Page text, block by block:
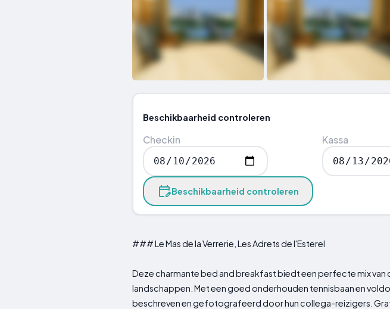
Beschikbaarheid controleren
Checkin Kassa
Beschikbaarheid controleren
### Le Mas de la Verrerie, Les Adrets de l'Esterel
Deze charmante bed and breakfast biedt een perfecte mix
landschappen. Met een goed onderhouden tennisbaan en
beschreven en gefotografeerd door hun collega-reizigers.